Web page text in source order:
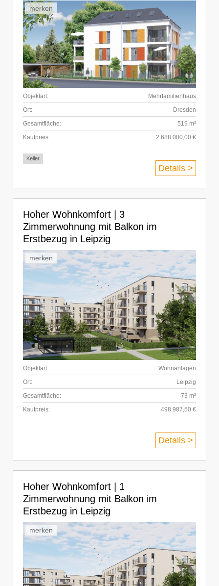
merken
Objektart:
Mehrfamilienhaus
Ort:
Dresden
Gesamtfläche:
519 m²
Kaufpreis:
2.688.000,00 €
Keller
Details >
Hoher Wohnkomfort | 3
Zimmerwohnung mit Balkon im
Erstbezug in Leipzig
merken
Objektart:
Wohnanlagen
Ort:
Leipzig
Gesamtfläche:
73 m²
Kaufpreis:
498.987,50 €
Details >
Hoher Wohnkomfort | 1
Zimmerwohnung mit Balkon im
Erstbezug in Leipzig
merken